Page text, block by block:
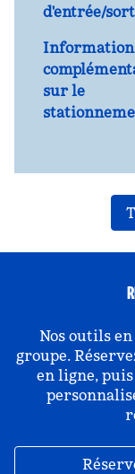
d'entrée/
sur le
Nos outils
groupe.
en ligne,